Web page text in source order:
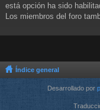
está opción ha sido
Los miembros del foro
Índice general
Desarrollado por